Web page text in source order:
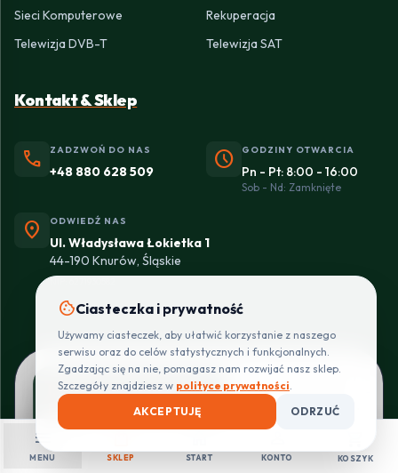
menu
MENU SKLEP START KONTO KOSZYK
Sieci Komputerowe
Rekuperacja
Telewizja DVB-T
Telewizja SAT
Kontakt & Sklep
phone ZADZWOŃ DO NAS
+48 880 628 509 schedule GODZINY OTWARCIA
Pn - Pt: 8:00 - 16:00
Sob - Nd: Zamknięte
location_on ODWIEDŹ NAS
Ul. Władysława Łokietka 1
44-190 Knurów, Śląskie
NIP: 6271930582
Instalacje elektryczne
Pro Installer - oficjalny
partner Eltrox
⭐ 5.0(7 opinii)
cookieCiasteczka i prywatność
Używamy ciasteczek, aby ułatwić korzystanie z naszego
serwisu oraz do celów statystycznych i funkcjonalnych.
Zgadzając się na nie, pomagasz nam rozwijać nasz sklep.
Szczegóły znajdziesz w polityce prywatności.
AKCEPTUJĘ
ODRZUĆ